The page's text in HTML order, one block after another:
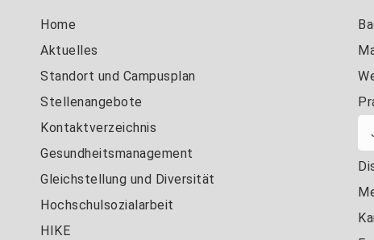
Home
Aktuelles
Standort und Campusplan
Stellenangebote
Kontaktverzeichnis
Gesundheitsmanagement
Gleichstellung und Diversität
Hochschulsozialarbeit
HIKE